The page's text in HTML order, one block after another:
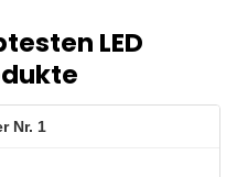
LED
1